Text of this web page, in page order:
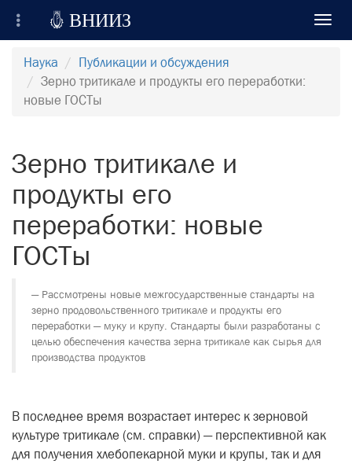
Всероссийский Научно-Исследовательский
Институт Зерна и продуктов его переработки
Регистрация
Отправить сообщение
 ВНИИЗ
Наука
Публикации и обсуждения
Зерно тритикале и продукты его переработки:
новые ГОСТы
Зерно тритикале и
продукты его
переработки: новые
ГОСТы
Рассмотрены новые межгосударственные стандарты на
зерно продовольственного тритикале и продукты его
переработки — муку и крупу. Стандарты были разработаны с
целью обеспечения качества зерна тритикале как сырья для
производства продуктов
В последнее время возрастает интерес к зерновой
культуре тритикале (см. справки) — перспективной как
для получения хлебопекарной муки и крупы, так и для